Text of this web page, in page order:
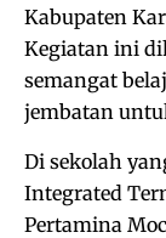
Kabupaten
Kegiatan ini
semangat
jembatan
Di sekolah
Integrated
Pertamina